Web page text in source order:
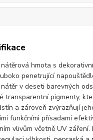
hmota s
penetrující
v deseti barevných
transparentní pigmenty,
a zároveň zvýrazňují
funkčními přísadami
vlivům včetně UV záření.